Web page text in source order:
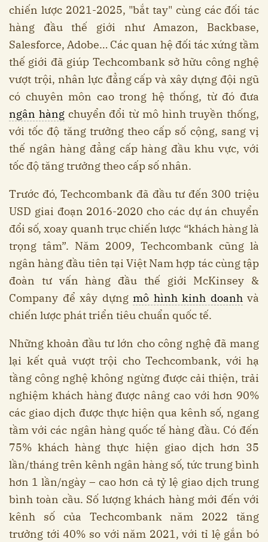
chiến lược 2021-2025, "bắt tay" cùng các đối tác
hàng đầu thế giới như Amazon, Backbase,
Salesforce, Adobe… Các quan hệ đối tác xứng tầm
thế giới đã giúp Techcombank sở hữu công nghệ
vượt trội, nhân lực đẳng cấp và xây dựng đội ngũ
có chuyên môn cao trong hệ thống, từ đó đưa
ngân hàngchuyển đổi từ mô hình truyền thống,
với tốc độ tăng trưởng theo cấp số cộng, sang vị
thế ngân hàng đẳng cấp hàng đầu khu vực, với
tốc độ tăng trưởng theo cấp số nhân.
Trước đó, Techcombank đã đầu tư đến 300 triệu
USD giai đoạn 2016-2020 cho các dự án chuyển
đổi số, xoay quanh trục chiến lược “khách hàng là
trọng tâm”. Năm 2009, Techcombank cũng là
ngân hàng đầu tiên tại Việt Nam hợp tác cùng tập
đoàn tư vấn hàng đầu thế giới McKinsey &
Company để xây dựng mô hình kinh doanhvà
chiến lược phát triển tiêu chuẩn quốc tế.
Những khoản đầu tư lớn cho công nghệ đã mang
lại kết quả vượt trội cho Techcombank, với hạ
tầng công nghệ không ngừng được cải thiện, trải
nghiệm khách hàng được nâng cao với hơn 90%
các giao dịch được thực hiện qua kênh số, ngang
tầm với các ngân hàng quốc tế hàng đầu. Có đến
75% khách hàng thực hiện giao dịch hơn 35
lần/tháng trên kênh ngân hàng số, tức trung bình
hơn 1 lần/ngày – cao hơn cả tỷ lệ giao dịch trung
bình toàn cầu. Số lượng khách hàng mới đến với
kênh số của Techcombank năm 2022 tăng
trưởng tới 40% so với năm 2021, với tỉ lệ gắn bó